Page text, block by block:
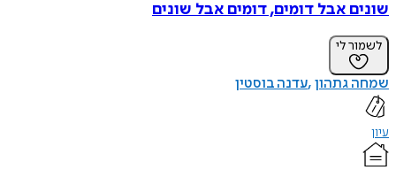
שונים אבל דומים, דומים אבל שונים
לשמור לי
שמחה גתהון עדנה בוסטין
עיון